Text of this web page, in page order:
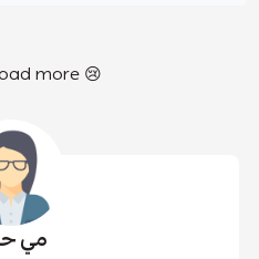
more 😢
مي